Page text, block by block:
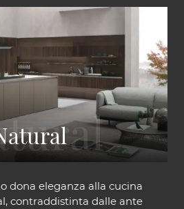
dona eleganza alla cucina
contraddistinta dalle ante